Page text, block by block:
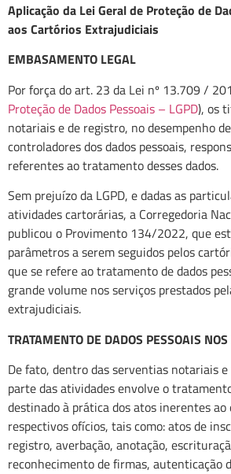
Aplicação da Lei Geral de Proteção de
aos Cartórios Extrajudiciais
EMBASAMENTO LEGAL
Por força do art. 23 da Lei nº 13.709 /
Proteção de Dados Pessoais – LGPD), os
notariais e de registro, no desempenho
controladores dos dados pessoais,
referentes ao tratamento desses dados.
Sem prejuízo da LGPD, e dadas as
atividades cartorárias, a Corregedoria
publicou o Provimento 134/2022, que
parâmetros a serem seguidos pelos
que se refere ao tratamento de dados
grande volume nos serviços prestados
extrajudiciais.
TRATAMENTO DE DADOS PESSOAIS
De fato, dentro das serventias notariais
parte das atividades envolve o
destinado à prática dos atos inerentes ao
respectivos ofícios, tais como: atos de
registro, averbação, anotação,
reconhecimento de firmas, autenticação